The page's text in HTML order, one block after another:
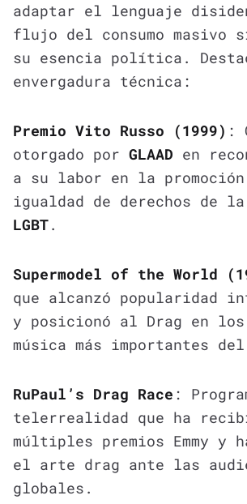
adaptar el lenguaje
flujo del consumo masivo
su esencia política.
envergadura técnica:
Premio Vito Russo (1999) :
otorgado por GLAAD en
a su labor en la
igualdad de derechos de la
LGBT.
Supermodel of the World
que alcanzó popularidad
y posicionó al Drag en los
música más importantes del
RuPaul’s Drag Race :
telerrealidad que ha
múltiples premios Emmy y
el arte drag ante las
globales.